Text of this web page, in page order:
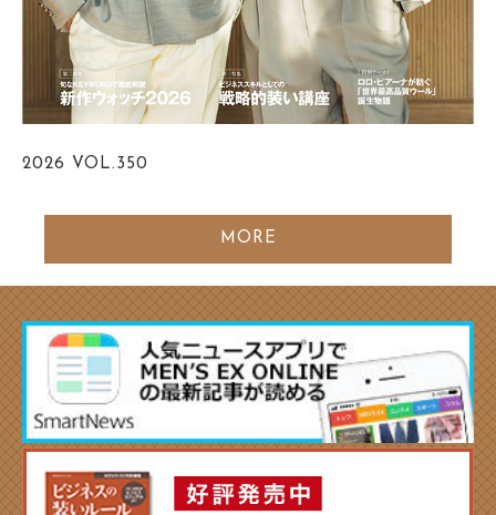
2026 VOL.350
MORE